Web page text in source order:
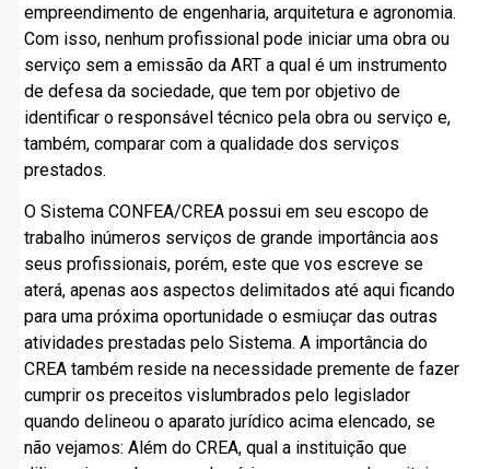
empreendimento de engenharia, arquitetura e agronomia.
Com isso, nenhum profissional pode iniciar uma obra ou
serviço sem a emissão da ART a qual é um instrumento
de defesa da sociedade, que tem por objetivo de
identificar o responsável técnico pela obra ou serviço e,
também, comparar com a qualidade dos serviços
prestados.
O Sistema CONFEA/CREA possui em seu escopo de
trabalho inúmeros serviços de grande importância aos
seus profissionais, porém, este que vos escreve se
aterá, apenas aos aspectos delimitados até aqui ficando
para uma próxima oportunidade o esmiuçar das outras
atividades prestadas pelo Sistema. A importância do
CREA também reside na necessidade premente de fazer
cumprir os preceitos vislumbrados pelo legislador
quando delineou o aparato jurídico acima elencado, se
não vejamos: Além do CREA, qual a instituição que